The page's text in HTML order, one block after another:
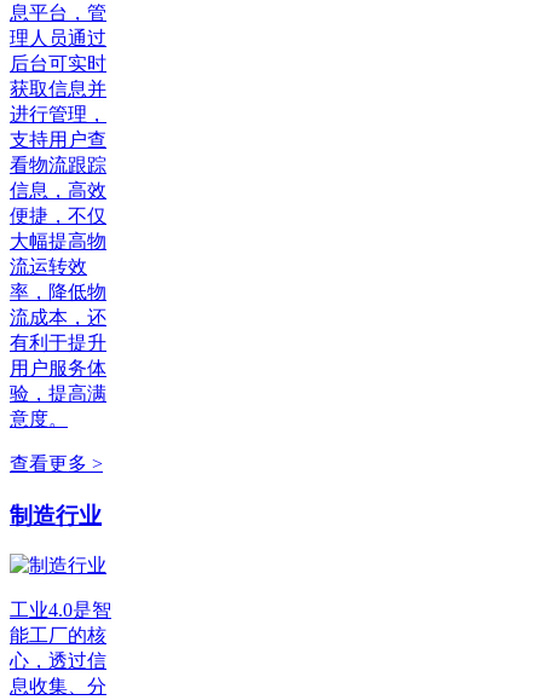
息平台，管
理人员通过
后台可实时
获取信息并
进行管理，
支持用户查
看物流跟踪
信息，高效
便捷，不仅
大幅提高物
流运转效
率，降低物
流成本，还
有利于提升
用户服务体
验，提高满
意度。
查看更多 >
制造行业
工业4.0是智
能工厂的核
心，透过信
息收集、分